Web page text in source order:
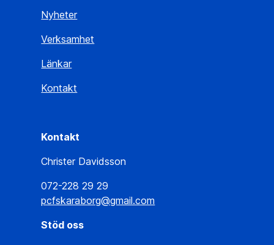
Nyheter
Verksamhet
Länkar
Kontakt
Kontakt
Christer Davidsson
072-228 29 29
pcfskaraborg@gmail.com
Stöd oss